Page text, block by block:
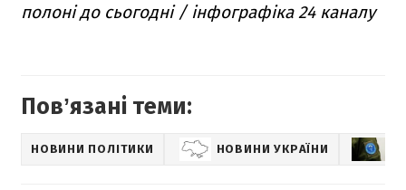
полоні до сьогодні / інфографіка 24 каналу
Повʼязані теми:
НОВИНИ ПОЛІТИКИ НОВИНИ УКРАЇНИ